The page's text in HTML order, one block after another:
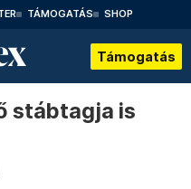
TÁMOGATÁS SHOP
Támogatás
stábtagja is